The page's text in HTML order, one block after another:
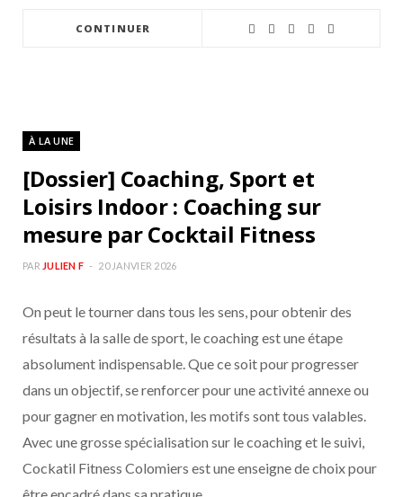
CONTINUER
À LA UNE
[Dossier] Coaching, Sport et
Loisirs Indoor : Coaching sur
mesure par Cocktail Fitness
PAR JULIEN F 20 JANVIER 2026
On peut le tourner dans tous les sens, pour obtenir des
résultats à la salle de sport, le coaching est une étape
absolument indispensable. Que ce soit pour progresser
dans un objectif, se renforcer pour une activité annexe ou
pour gagner en motivation, les motifs sont tous valables.
Avec une grosse spécialisation sur le coaching et le suivi,
Cockatil Fitness Colomiers est une enseigne de choix pour